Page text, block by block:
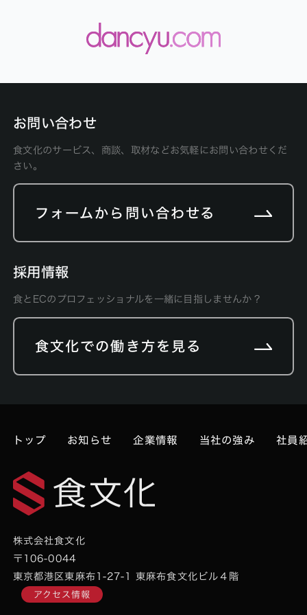
お問い合わせ
食文化のサービス、商談、取材などお気軽にお問い合わせくだ
さい。
フォームから問い合わせる
採用情報
食とECのプロフェッショナルを一緒に目指しませんか？
食文化での働き方を見る
トップ お知らせ 企業情報 当社の強み 社員
株式会社食文化
〒106-0044
東京都港区東麻布1-27-1 東麻布食文化ビル４階
アクセス情報